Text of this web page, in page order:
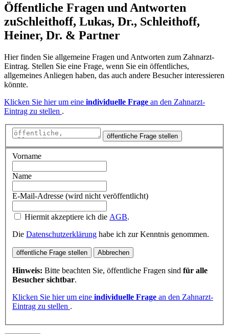
Öffentliche Fragen und Antworten
zuSchleithoff, Lukas, Dr., Schleithoff,
Heiner, Dr. & Partner
Hier finden Sie allgemeine Fragen und Antworten zum Zahnarzt-
Eintrag. Stellen Sie eine Frage, wenn Sie ein öffentliches,
allgemeines Anliegen haben, das auch andere Besucher interessieren
könnte.
Klicken Sie hier um eine individuelle Frage an den Zahnarzt-
Eintrag zu stellen .
öffentliche Frage stellen
Vorname
Name
E-Mail-Adresse (wird nicht veröffentlicht)
Hiermit akzeptiere ich die AGB.
Die Datenschutzerklärung habe ich zur Kenntnis genommen.
öffentliche Frage stellen Abbrechen
Hinweis: Bitte beachten Sie, öffentliche Fragen sind für alle
Besucher sichtbar.
Klicken Sie hier um eine individuelle Frage an den Zahnarzt-
Eintrag zu stellen .